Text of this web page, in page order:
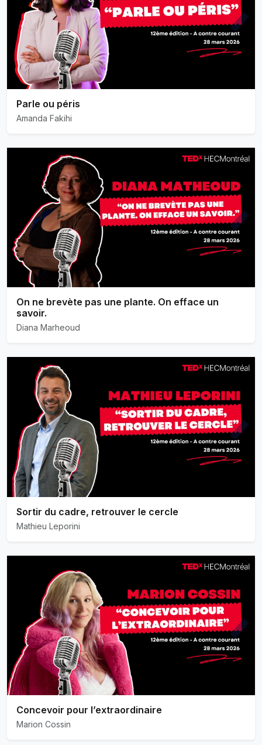
Parle ou péris
Amanda Fakihi
On ne brevète pas une plante. On efface un
savoir.
Diana Marheoud
Sortir du cadre, retrouver le cercle
Mathieu Leporini
Concevoir pour l’extraordinaire
Marion Cossin